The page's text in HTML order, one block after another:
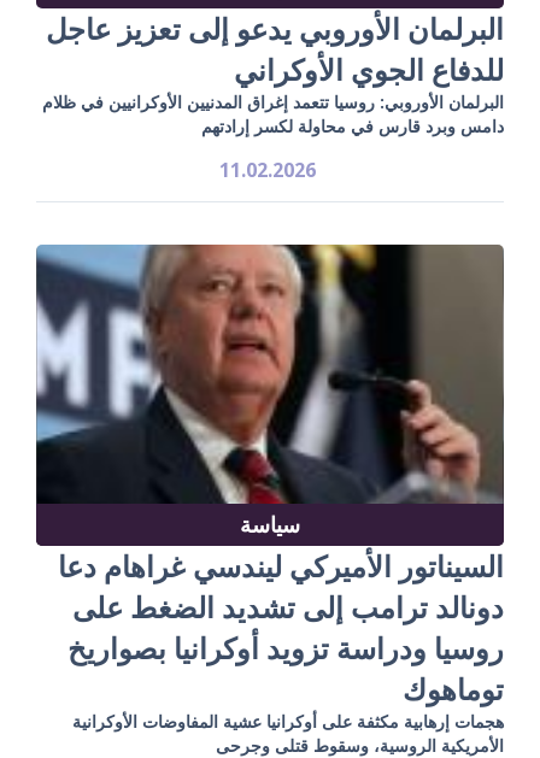
البرلمان الأوروبي يدعو إلى تعزيز عاجل
للدفاع الجوي الأوكراني
البرلمان الأوروبي: روسيا تتعمد إغراق المدنيين الأوكرانيين في ظلام
دامس وبرد قارس في محاولة لكسر إرادتهم
11.02.2026
سياسة
السيناتور الأميركي ليندسي غراهام دعا
دونالد ترامب إلى تشديد الضغط على
روسيا ودراسة تزويد أوكرانيا بصواريخ
توماهوك
هجمات إرهابية مكثفة على أوكرانيا عشية المفاوضات الأوكرانية
الأمريكية الروسية، وسقوط قتلى وجرحى